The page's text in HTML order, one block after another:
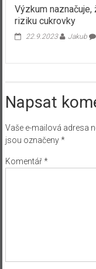
​Výzkum
riziku cukrovky
22.9.2023 Jakub
Napsat
Vaše e-mailová adresa
jsou označeny*
Komentář*